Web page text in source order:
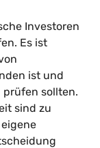
Investoren
Es ist
ist und
prüfen sollten.
sind zu